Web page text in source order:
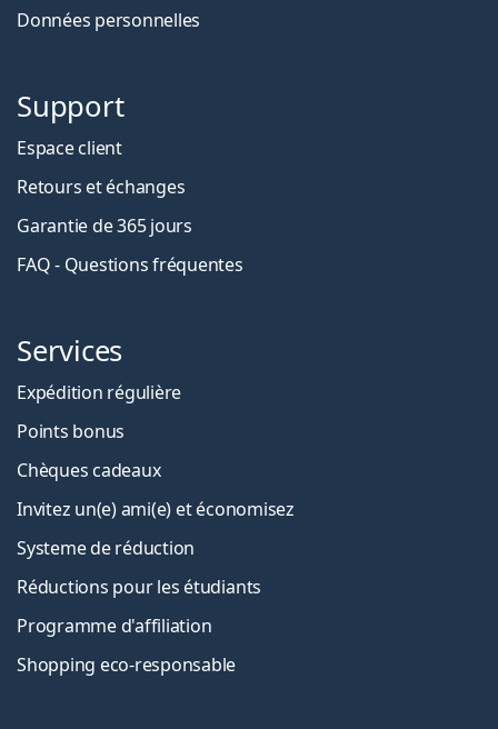
Données personnelles
Support
Espace client
Retours et échanges
Garantie de 365 jours
FAQ - Questions fréquentes
Services
Expédition régulière
Points bonus
Chèques cadeaux
Invitez un(e) ami(e) et économisez
Systeme de réduction
Réductions pour les étudiants
Programme d'affiliation
Shopping eco-responsable